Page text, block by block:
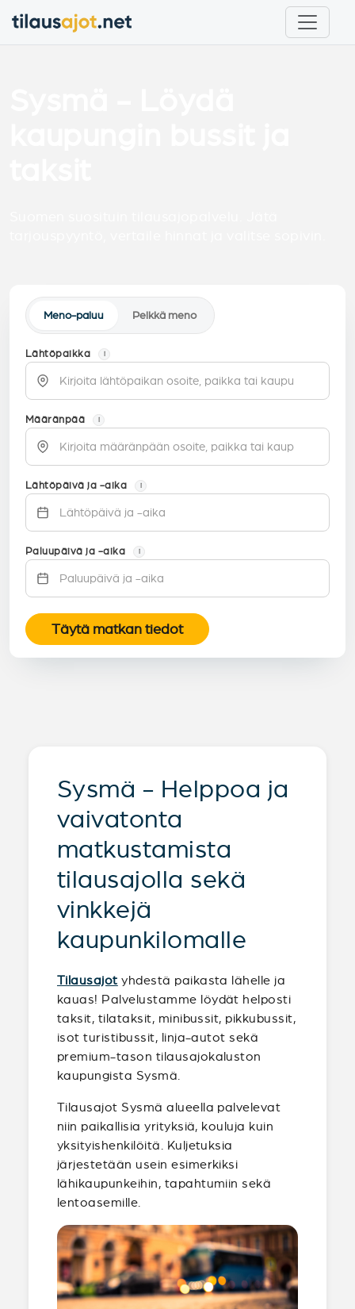
Meno-paluu Pelkkä meno
Lähtöpaikka i
Määränpää i
Lähtöpäivä ja -aika i
Paluupäivä ja -aika i
Täytä matkan tiedot
Sysmä - Helppoa ja
vaivatonta
matkustamista
tilausajolla sekä
vinkkejä
kaupunkilomalle
Tilausajot yhdestä paikasta lähelle ja
kauas! Palvelustamme löydät helposti
taksit, tilataksit, minibussit, pikkubussit,
isot turistibussit, linja-autot sekä
premium-tason tilausajokaluston
kaupungista Sysmä.
Tilausajot Sysmä alueella palvelevat
niin paikallisia yrityksiä, kouluja kuin
yksityishenkilöitä. Kuljetuksia
järjestetään usein esimerkiksi
lähikaupunkeihin, tapahtumiin sekä
lentoasemille.